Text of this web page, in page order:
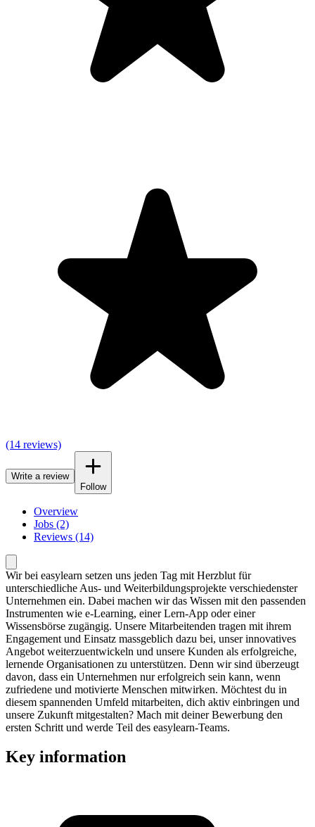
(14 reviews)
Write a review
Follow
Overview
Jobs (2)
Reviews (14)
Wir bei easylearn setzen uns jeden Tag mit Herzblut für
unterschiedliche Aus- und Weiterbildungsprojekte verschiedenster
Unternehmen ein. Dabei machen wir das Wissen mit den passenden
Instrumenten wie e-Learning, einer Lern-App oder einer
Wissensbörse zugängig. Unsere Mitarbeitenden tragen mit ihrem
Engagement und Einsatz massgeblich dazu bei, unser innovatives
Angebot weiterzuentwickeln und unsere Kunden als erfolgreiche,
lernende Organisationen zu unterstützen. Denn wir sind überzeugt
davon, dass ein Unternehmen nur erfolgreich sein kann, wenn
zufriedene und motivierte Menschen mitwirken. Möchtest du in
diesem spannenden Umfeld mitarbeiten, dich aktiv einbringen und
unsere Zukunft mitgestalten? Mach mit deiner Bewerbung den
ersten Schritt und werde Teil des easylearn-Teams.
Key information